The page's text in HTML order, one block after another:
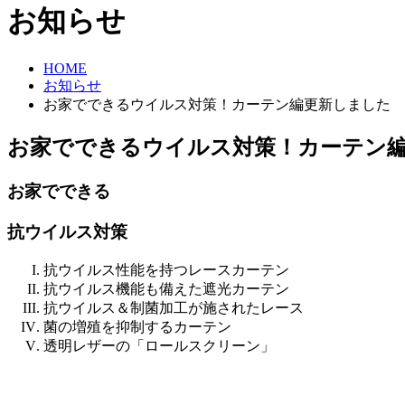
お知らせ
HOME
お知らせ
お家でできるウイルス対策！カーテン編更新しました
お家でできるウイルス対策！カーテン
お家でできる
抗ウイルス対策
抗ウイルス性能を持つレースカーテン
抗ウイルス機能も備えた遮光カーテン
抗ウイルス＆制菌加工が施されたレース
菌の増殖を抑制するカーテン
透明レザーの「ロールスクリーン」​